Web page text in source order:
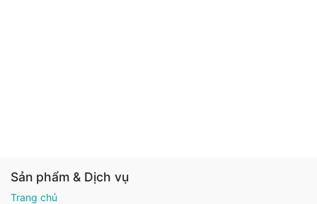
Sản phẩm & Dịch vụ
Trang chủ